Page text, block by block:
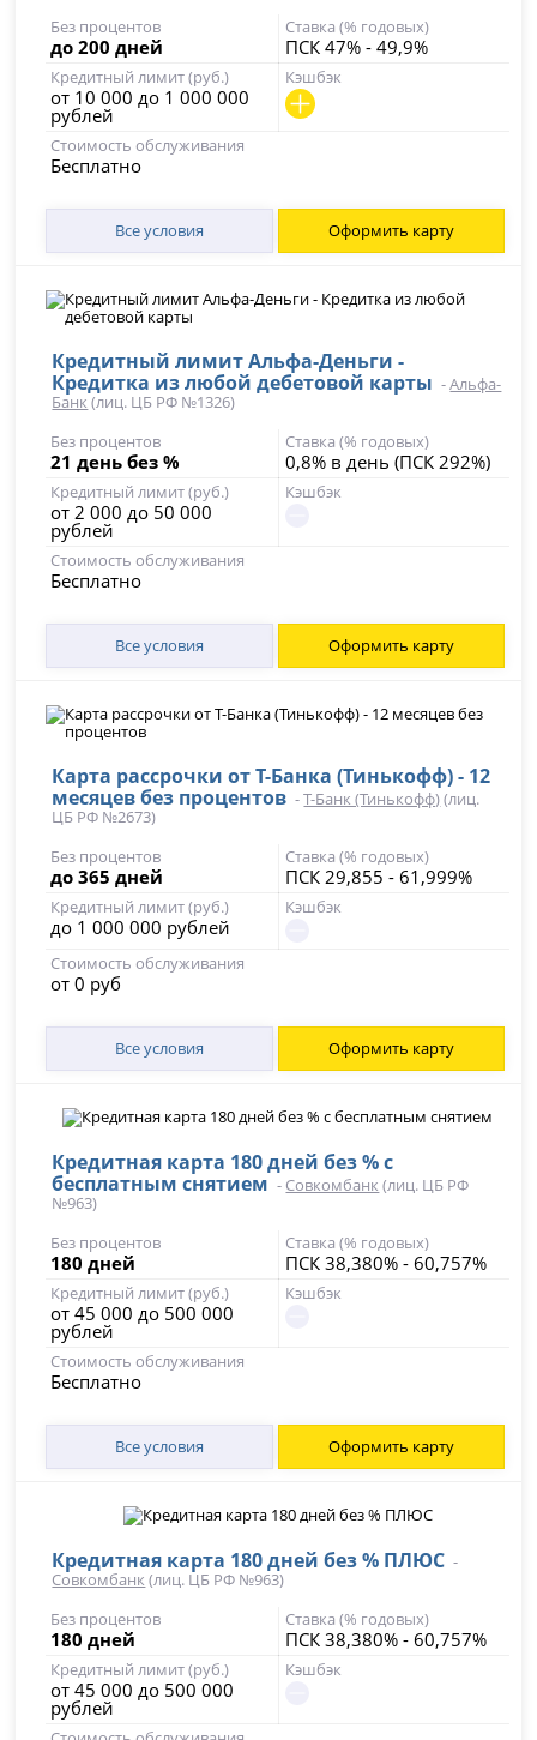
Без процентов
до 200 дней
Ставка (% годовых)
ПСК 47% - 49,9%
Кредитный лимит (руб.)
от 10 000 до 1 000 000
рублей
Кэшбэк
Стоимость обслуживания
Бесплатно
Все условия Оформить карту
Кредитный лимит Альфа-Деньги -
Кредитка из любой дебетовой карты -Альфа-
Банк (лиц. ЦБ РФ №1326)
Без процентов
21 день без %
Ставка (% годовых)
0,8% в день (ПСК 292%)
Кредитный лимит (руб.)
от 2 000 до 50 000
рублей
Кэшбэк
Стоимость обслуживания
Бесплатно
Все условия Оформить карту
Карта рассрочки от Т-Банка (Тинькофф) - 12
месяцев без процентов -Т-Банк (Тинькофф)(лиц.
ЦБ РФ №2673)
Без процентов
до 365 дней
Ставка (% годовых)
ПСК 29,855 - 61,999%
Кредитный лимит (руб.)
до 1 000 000 рублей
Кэшбэк
Стоимость обслуживания
от 0 руб
Все условия Оформить карту
Кредитная карта 180 дней без % с
бесплатным снятием - Совкомбанк (лиц. ЦБ РФ
№963)
Без процентов
180 дней
Ставка (% годовых)
ПСК 38,380% - 60,757%
Кредитный лимит (руб.)
от 45 000 до 500 000
рублей
Кэшбэк
Стоимость обслуживания
Бесплатно
Все условия Оформить карту
Кредитная карта 180 дней без % ПЛЮС -
Совкомбанк (лиц. ЦБ РФ №963)
Без процентов
180 дней
Ставка (% годовых)
ПСК 38,380% - 60,757%
Кредитный лимит (руб.)
от 45 000 до 500 000
рублей
Кэшбэк